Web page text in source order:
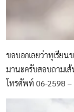
ขอบอกเลยว่าทุเรียน
มานะครับสอบถามเ
โทรศัพท์ 06-2598 –